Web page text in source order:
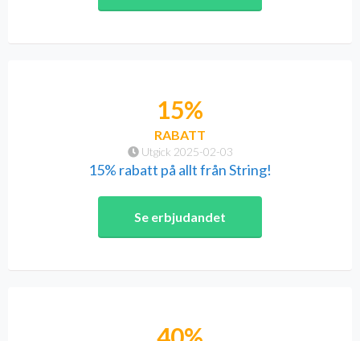
Utgick 2025-02-03
15%
RABATT
15% rabatt på allt från String!
Se erbjudandet